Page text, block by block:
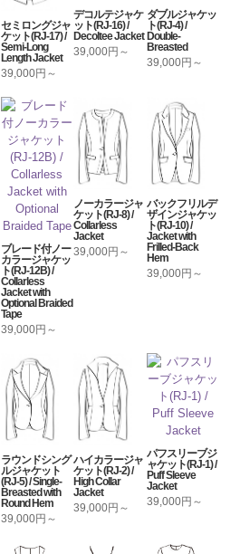
セミロングジャ
ケット(RJ-17) /
Semi-Long
Length Jacket
39,000円～
デコルテジャケ
ット(RJ-16) /
Decoltee Jacket
39,000円～
ダブルジャケッ
ト(RJ-4) /
Double-
Breasted
39,000円～
ブレード付ノー
カラージャケッ
ト(RJ-12B) /
Collarless
Jacket with
Optional Braided
Tape
39,000円～
ノーカラージャ
ケット(RJ-8) /
Collarless
Jacket
39,000円～
バックフリルデ
ザインジャケッ
ト(RJ-10) /
Jacket with
Frilled-Back
Hem
39,000円～
ラウンドシング
ルジャケット
(RJ-5) / Single-
Breasted with
Round Hem
39,000円～
ハイカラージャ
ケット(RJ-2) /
High Collar
Jacket
39,000円～
パフスリーブジ
ャケット(RJ-1) /
Puff Sleeve
Jacket
39,000円～